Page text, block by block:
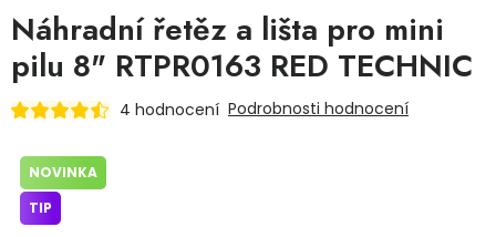
Stavba a dům
Dílna
Náhradní řetěz a lišta pro mini
pilu 8" RTPR0163 RED TECHNIC
4 hodnocení Podrobnosti hodnocení
NOVINKA
TIP